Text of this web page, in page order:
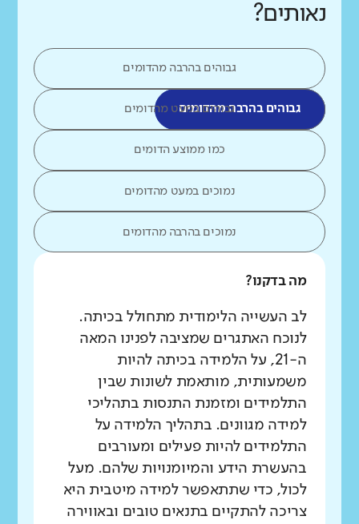
נאותים?
גבוהים בהרבה מהדומים
גבוהים בהרבה מהדומיםגבוהים במעט מהדומים
כמו ממוצע הדומים
נמוכים במעט מהדומים
נמוכים בהרבה מהדומים
מה בדקנו?
לב העשייה הלימודית מתחולל בכיתה.
לנוכח האתגרים שמציבה לפנינו המאה
ה-21, על הלמידה בכיתה להיות
משמעותית, מותאמת לשונות שבין
התלמידים ומזמנת התנסות בתהליכי
למידה מגוונים. בתהליך הלמידה על
התלמידים להיות פעילים ומעורבים
בהעשרת הידע והמיומנויות שלהם. מעל
לכול, כדי שתתאפשר למידה מיטבית היא
צריכה להתקיים בתנאים טובים ובאווירה